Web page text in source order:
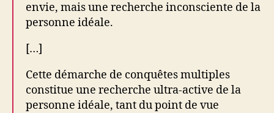
envie, mais une recherche inconsciente de la
personne idéale.
[…]
Cette démarche de conquêtes multiples
constitue une recherche ultra-active de la
personne idéale, tant du point de vue